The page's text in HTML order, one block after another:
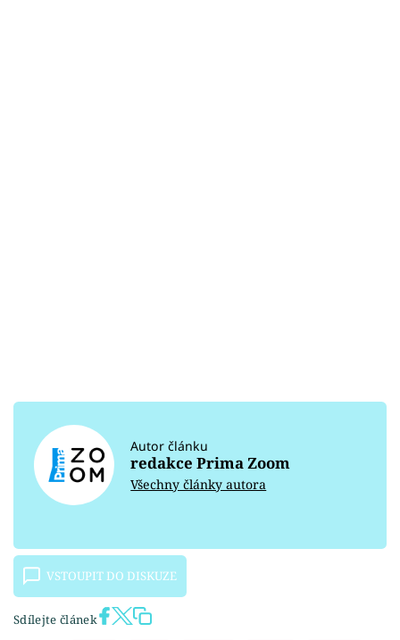
Autor článku
redakce Prima Zoom
Všechny články autora
VSTOUPIT DO DISKUZE
Sdílejte článek